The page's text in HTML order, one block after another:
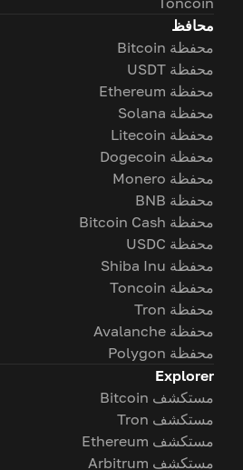
محافظ
محفظة Bitcoin
محفظة USDT
محفظة Ethereum
محفظة Solana
محفظة Litecoin
محفظة Dogecoin
محفظة Monero
محفظة BNB
محفظة Bitcoin Cash
محفظة USDC
محفظة Shiba Inu
محفظة Toncoin
محفظة Tron
محفظة Avalanche
محفظة Polygon
Explorer
مستكشف Bitcoin
مستكشف Tron
مستكشف Ethereum
مستكشف Arbitrum